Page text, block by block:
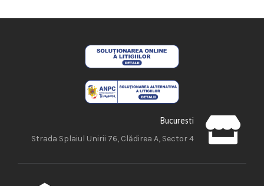
Bucuresti
Strada Splaiul Unirii 76, Clădirea A, Sector 4